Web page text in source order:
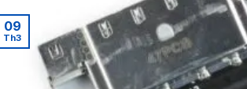
09
Th3